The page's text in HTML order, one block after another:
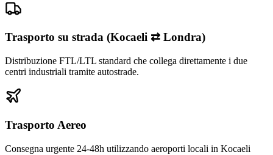
Trasporto su strada (Kocaeli ⇄ Londra)
Distribuzione FTL/LTL standard che collega direttamente i due
centri industriali tramite autostrade.
Trasporto Aereo
Consegna urgente 24-48h utilizzando aeroporti locali in Kocaeli